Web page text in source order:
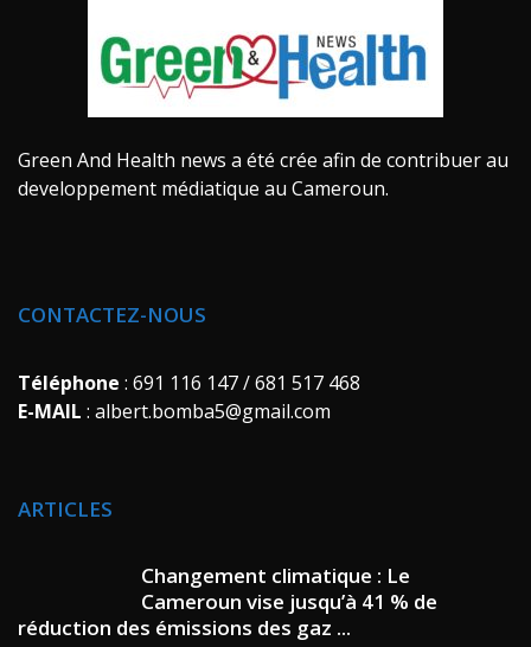
Green And Health news a été crée afin de contribuer au
developpement médiatique au Cameroun.
CONTACTEZ-NOUS
Téléphone : 691 116 147 / 681 517 468
E-MAIL : albert.bomba5@gmail.com
ARTICLES
Changement climatique : Le
Cameroun vise jusqu’à 41 % de
réduction des émissions des gaz ...